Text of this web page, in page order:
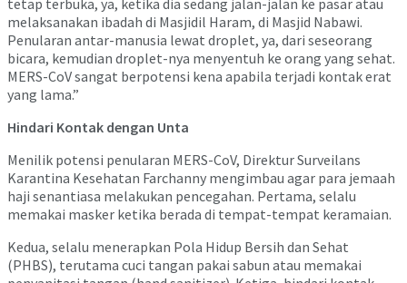
tetap terbuka, ya, ketika dia sedang jalan-jalan ke pasar atau
melaksanakan ibadah di Masjidil Haram, di Masjid Nabawi.
Penularan antar-manusia lewat droplet, ya, dari seseorang
bicara, kemudian droplet-nya menyentuh ke orang yang sehat.
MERS-CoV sangat berpotensi kena apabila terjadi kontak erat
yang lama.”
Hindari Kontak dengan Unta
Menilik potensi penularan MERS-CoV, Direktur Surveilans
Karantina Kesehatan Farchanny mengimbau agar para jemaah
haji senantiasa melakukan pencegahan. Pertama, selalu
memakai masker ketika berada di tempat-tempat keramaian.
Kedua, selalu menerapkan Pola Hidup Bersih dan Sehat
(PHBS), terutama cuci tangan pakai sabun atau memakai